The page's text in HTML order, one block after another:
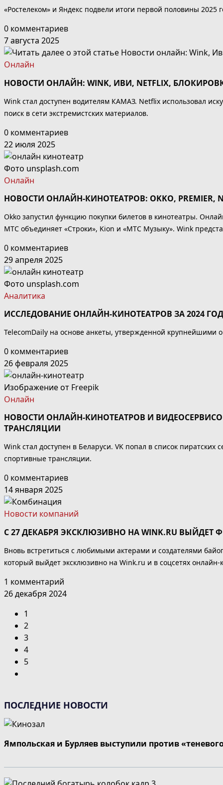
«Ростелеком» и Яндекс подвели итоги первой половины 2025
0 комментариев
7 августа 2025
Онлайн
НОВОСТИ ОНЛАЙН: WINK, ИВИ, NETFLIX,
Wink стал доступен водителям КАМАЗ. Netflix использовал
поиск в сети экстремистских материалов.
0 комментариев
22 июля 2025
Фото unsplash.com
Онлайн
НОВОСТИ ОНЛАЙН-КИНОТЕАТРОВ: OKKO, PREMIER,
Okko запустил функцию покупки билетов в кинотеатры.
МТС объединяет «Строки», Kion и «МТС Музыку». Wink
0 комментариев
29 апреля 2025
Фото unsplash.com
Аналитика
ИССЛЕДОВАНИЕ ОНЛАЙН-КИНОТЕАТРОВ ЗА 2024 ГОД
TelecomDaily на основе анкеты, утвержденной крупнейшими
0 комментариев
26 февраля 2025
Изображение от Freepik
Онлайн
НОВОСТИ ОНЛАЙН-КИНОТЕАТРОВ И
ТРАНСЛЯЦИИ
Wink стал доступен в Беларуси. VK попал в список
спортивные трансляции.
0 комментариев
14 января 2025
Новости компаний
С 27 ДЕКАБРЯ ЭКСКЛЮЗИВНО НА WINK.RU
Вновь встретиться с любимыми актерами и создателями
который выйдет эксклюзивно на Wink.ru и в соцсетях
1 комментарий
26 декабря 2024
1
2
3
4
5
страницу
ПОСЛЕДНИЕ НОВОСТИ
Ямпольская и Бурляев выступили против